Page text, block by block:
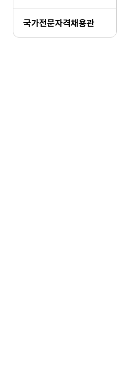
국가전문자격채용관